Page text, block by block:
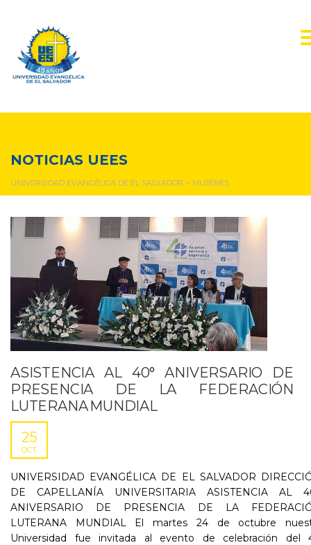
NOTICIAS UEES
UNIVERSIDAD EVANGÉLICA DE EL SALVADOR > MUJERES
ASISTENCIA AL 40° ANIVERSARIO DE
PRESENCIA DE LA FEDERACIÓN
LUTERANA MUNDIAL
25
OCT
UNIVERSIDAD EVANGÉLICA DE EL SALVADOR
DE CAPELLANÍA UNIVERSITARIA ASISTENCIA AL
ANIVERSARIO DE PRESENCIA DE LA
LUTERANA MUNDIAL El martes 24 de octubre
Universidad fue invitada al evento de celebración del